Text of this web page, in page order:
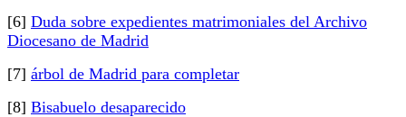
[6] Duda sobre expedientes matrimoniales del Archivo
Diocesano de Madrid
[7] árbol de Madrid para completar
[8] Bisabuelo desaparecido